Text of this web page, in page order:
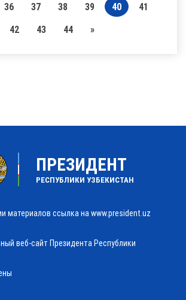
36 37 38 39 40
41
42
43 44 »
ПРЕЗИДЕНТ
РЕСПУБЛИКИ УЗБЕКИСТАН
материалов ссылка на www.president.uz
веб-сайт Президента Республики